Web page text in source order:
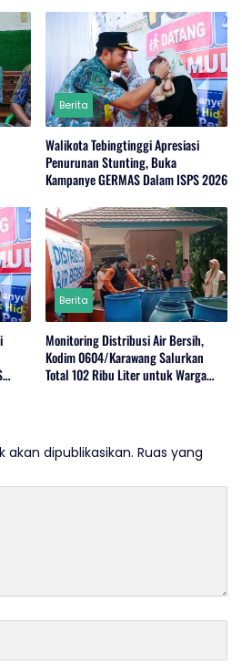
Berita
Walikota Tebingtinggi Apresiasi
Penurunan Stunting, Buka
Kampanye GERMAS Dalam ISPS 2026
Berita
Monitoring Distribusi Air Bersih,
Kodim 0604/Karawang Salurkan
Total 102 Ribu Liter untuk Warga
dipublikasikan. Ruas yang